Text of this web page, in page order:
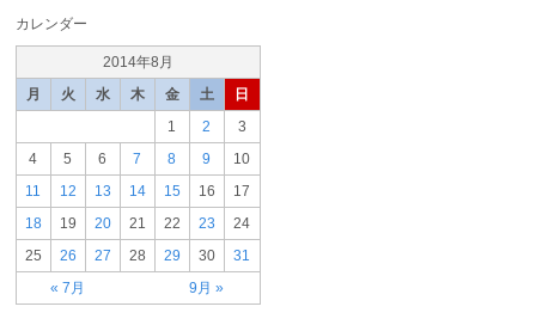
カレンダー
2014年8月
月
火 水 木 金 土 日
« 7月 9月 »
1 2
3
4
5 6 7 8 9
10
11
12 13 14 15 16
17
18
19 20 21 22 23
24
25
26 27 28 29 30 31